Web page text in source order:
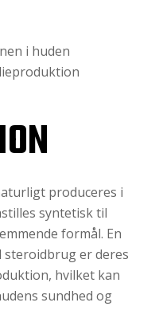
i huden
produceres i
syntetisk til
formål. En
steroidbrug er deres
hvilket kan
sundhed og